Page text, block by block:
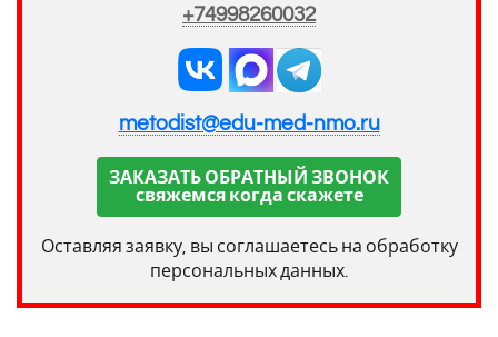
+74998260032
metodist@edu-med-nmo.ru
ЗАКАЗАТЬ ОБРАТНЫЙ ЗВОНОК
свяжемся когда скажете
Оставляя заявку, вы соглашаетесь на обработку
персональных данных.